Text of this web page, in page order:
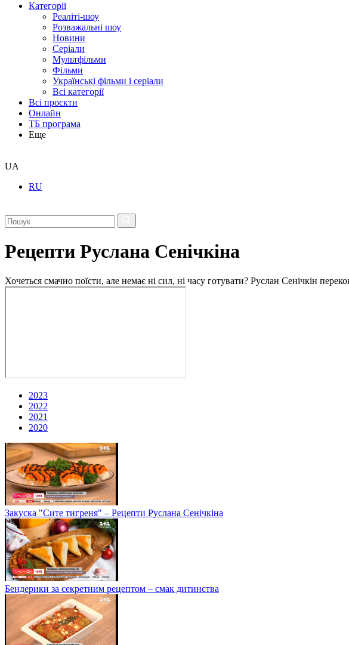
Категорії
Реаліті-шоу
Розважальні шоу
Новини
Серіали
Мультфільми
Фільми
Українські фільми і серіали
Всі категорії
Всі проєкти
Онлайн
ТБ програма
Еще
UA
RU
Рецепти Руслана Сенічкіна
Хочеться смачно поїсти, але немає ні сил, ні часу готувати? Руслан Сенічкін
2023
2022
2021
2020
Закуска "Сите тигреня" – Рецепти Руслана Сенічкіна
Бендерики за секретним рецептом – смак дитинства